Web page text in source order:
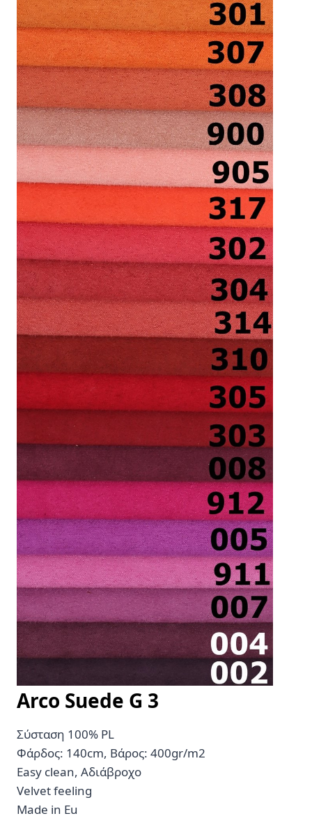
Αrco Suede G 3
Σύσταση 100% PL
Φάρδος: 140cm, Βάρος: 400gr/m2
Easy clean, Αδιάβροχο
Velvet feeling
Made in Eu